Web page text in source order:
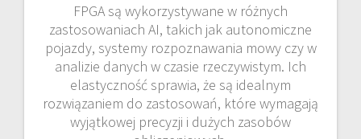
FPGA są wykorzystywane w różnych
zastosowaniach AI, takich jak autonomiczne
pojazdy, systemy rozpoznawania mowy czy w
analizie danych w czasie rzeczywistym. Ich
elastyczność sprawia, że są idealnym
rozwiązaniem do zastosowań, które wymagają
wyjątkowej precyzji i dużych zasobów